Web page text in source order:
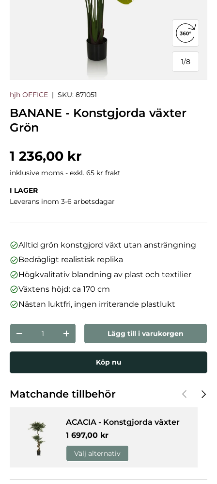
1/
från
8
Öppna
hjh OFFICE | SKU: 871051
BANANE - Konstgjorda växter
Grön
Normalpris
1 236,00 kr
inklusive moms - exkl. 65 kr frakt
I LAGER
Leverans inom 3-6 arbetsdagar
Alltid grön konstgjord växt utan ansträngning
Bedrägligt realistisk replika
Högkvalitativ blandning av plast och textilier
Växtens höjd: ca 170 cm
Nästan luktfri, ingen irriterande plastlukt
nummer
Minska mängdenÖka kvantitetenLägg till i varukorgen
Köp nu
Matchande tillbehör Nästa
ACACIA - Konstgjorda växter
Normalpris
1 697,00 kr
Välj alternativ